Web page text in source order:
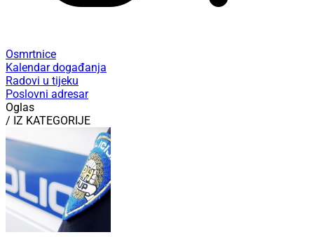
Osmrtnice
Kalendar događanja
Radovi u tijeku
Poslovni adresar
Oglas
/ IZ KATEGORIJE